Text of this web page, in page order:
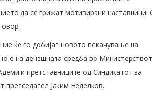
да се грижат мотивирани наставници.
ќе го добијат новото покачување на
е на денешната средба во
и претставниците од Синдикатот за
претседател Јаким Неделков.